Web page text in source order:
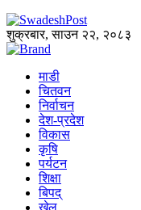
शुक्रबार, साउन २२, २०८३
माडी
चितवन
निर्वाचन
देश-प्रदेश
विकास
कृषि
पर्यटन
शिक्षा
बिपद्
खेल